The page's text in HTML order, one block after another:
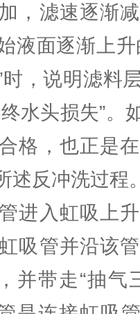
，滤速逐渐
液面逐渐上
，说明滤料
水头损失”。
格，也正是
述反冲洗过程
进入虹吸上
吸管并沿该
并带走“抽气